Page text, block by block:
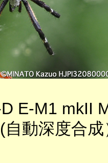
E-M1 mkII
動深度合成